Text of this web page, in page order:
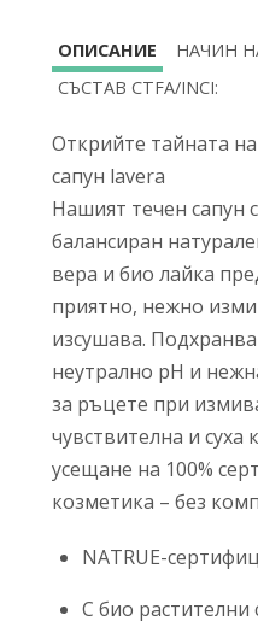
ОПИСАНИЕ
НАЧИН
СЪСТАВ CTFA/INCI:
Открийте тайната
сапун lavera
Нашият течен сапун
балансиран
вера и био лайка
приятно, нежно
изсушава.
неутрално рН и
за ръцете при
чувствителна и
усещане на 100%
козметика – без
NATRUE-
С био растителни